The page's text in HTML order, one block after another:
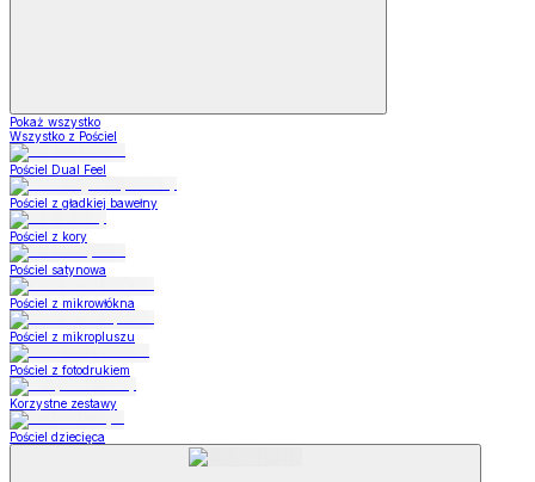
Pokaż wszystko
Wszystko z Pościel
Pościel Dual Feel
Pościel z gładkiej bawełny
Pościel z kory
Pościel satynowa
Pościel z mikrowłókna
Pościel z mikropluszu
Pościel z fotodrukiem
Korzystne zestawy
Pościel dziecięca